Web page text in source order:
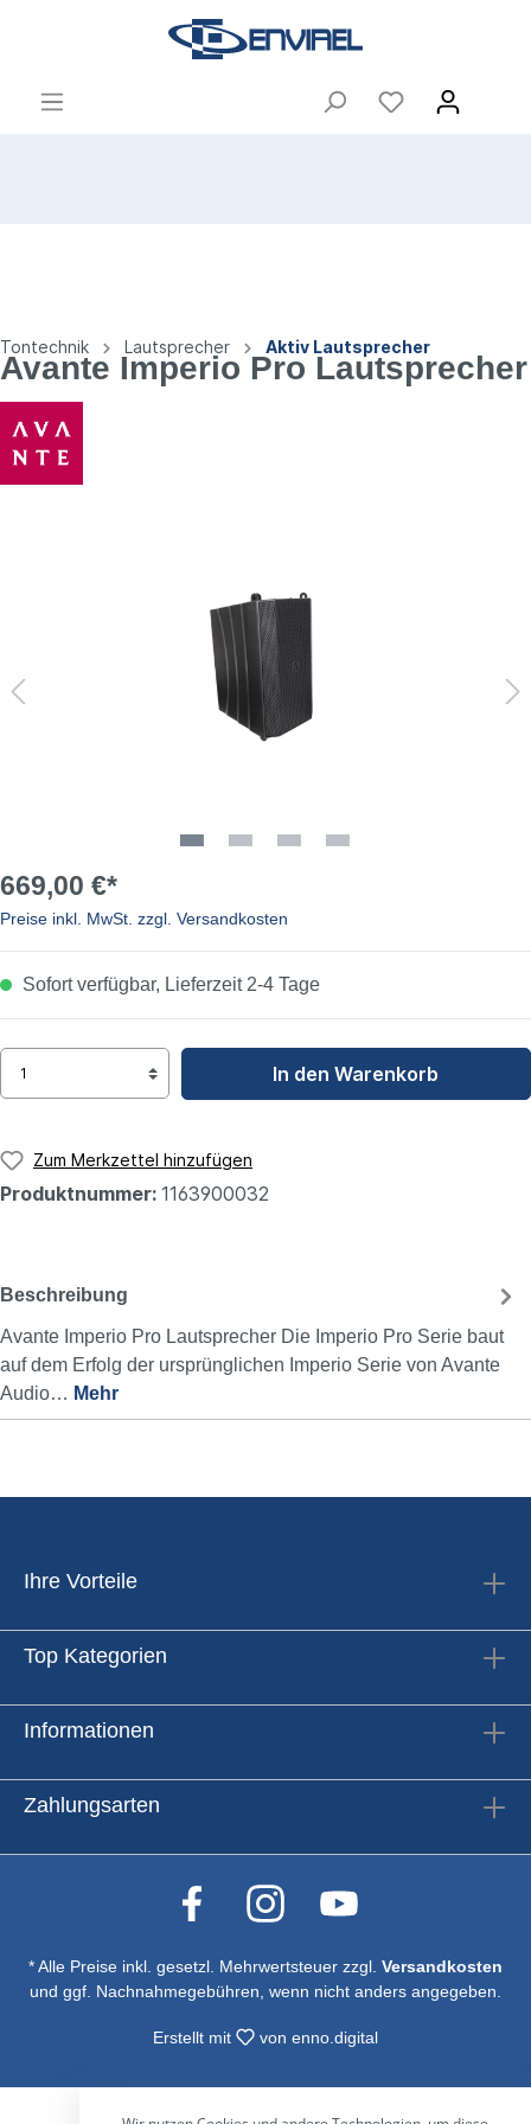
Tontechnik Lautsprecher Aktiv Lautsprecher
Avante Imperio Pro Lautsprecher
669,00 €*
Preise inkl. MwSt. zzgl. Versandkosten
Sofort verfügbar, Lieferzeit 2-4 Tage
In den Warenkorb
Zum Merkzettel hinzufügen
Produktnummer: 1163900032
Beschreibung
Avante Imperio Pro Lautsprecher Die Imperio Pro Serie baut
auf dem Erfolg der ursprünglichen Imperio Serie von Avante
Audio… Mehr
Ihre Vorteile
Top Kategorien
Informationen
Zahlungsarten
* Alle Preise inkl. gesetzl. Mehrwertsteuer zzgl. Versandkosten
und ggf. Nachnahmegebühren, wenn nicht anders angegeben.
Erstellt mit vonenno.digital